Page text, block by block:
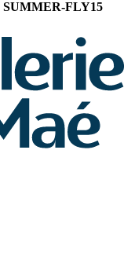
SUMMER-FLY15